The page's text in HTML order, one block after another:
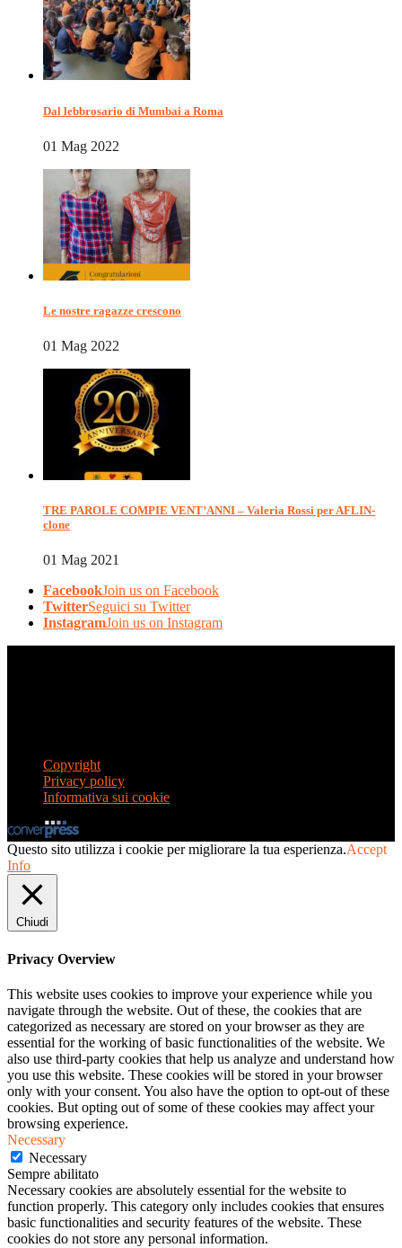
Dal lebbrosario di Mumbai a Roma
01 Mag 2022
Le nostre ragazze crescono
01 Mag 2022
TRE PAROLE COMPIE VENT’ANNI – Valeria Rossi per AFLIN-
clone
01 Mag 2021
FacebookJoin us on Facebook
TwitterSeguici su Twitter
InstagramJoin us on Instagram
Copyright
Privacy policy
Informativa sui cookie
Questo sito utilizza i cookie per migliorare la tua esperienza.Accept
Info
Chiudi
Privacy Overview
This website uses cookies to improve your experience while you
navigate through the website. Out of these, the cookies that are
categorized as necessary are stored on your browser as they are
essential for the working of basic functionalities of the website. We
also use third-party cookies that help us analyze and understand how
you use this website. These cookies will be stored in your browser
only with your consent. You also have the option to opt-out of these
cookies. But opting out of some of these cookies may affect your
browsing experience.
Necessary
Necessary
Sempre abilitato
Necessary cookies are absolutely essential for the website to
function properly. This category only includes cookies that ensures
basic functionalities and security features of the website. These
cookies do not store any personal information.